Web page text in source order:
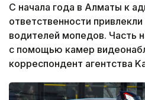
С начала года в Алматы к
ответственности
водителей мопедов. Часть
с помощью камер
корреспондент агентства